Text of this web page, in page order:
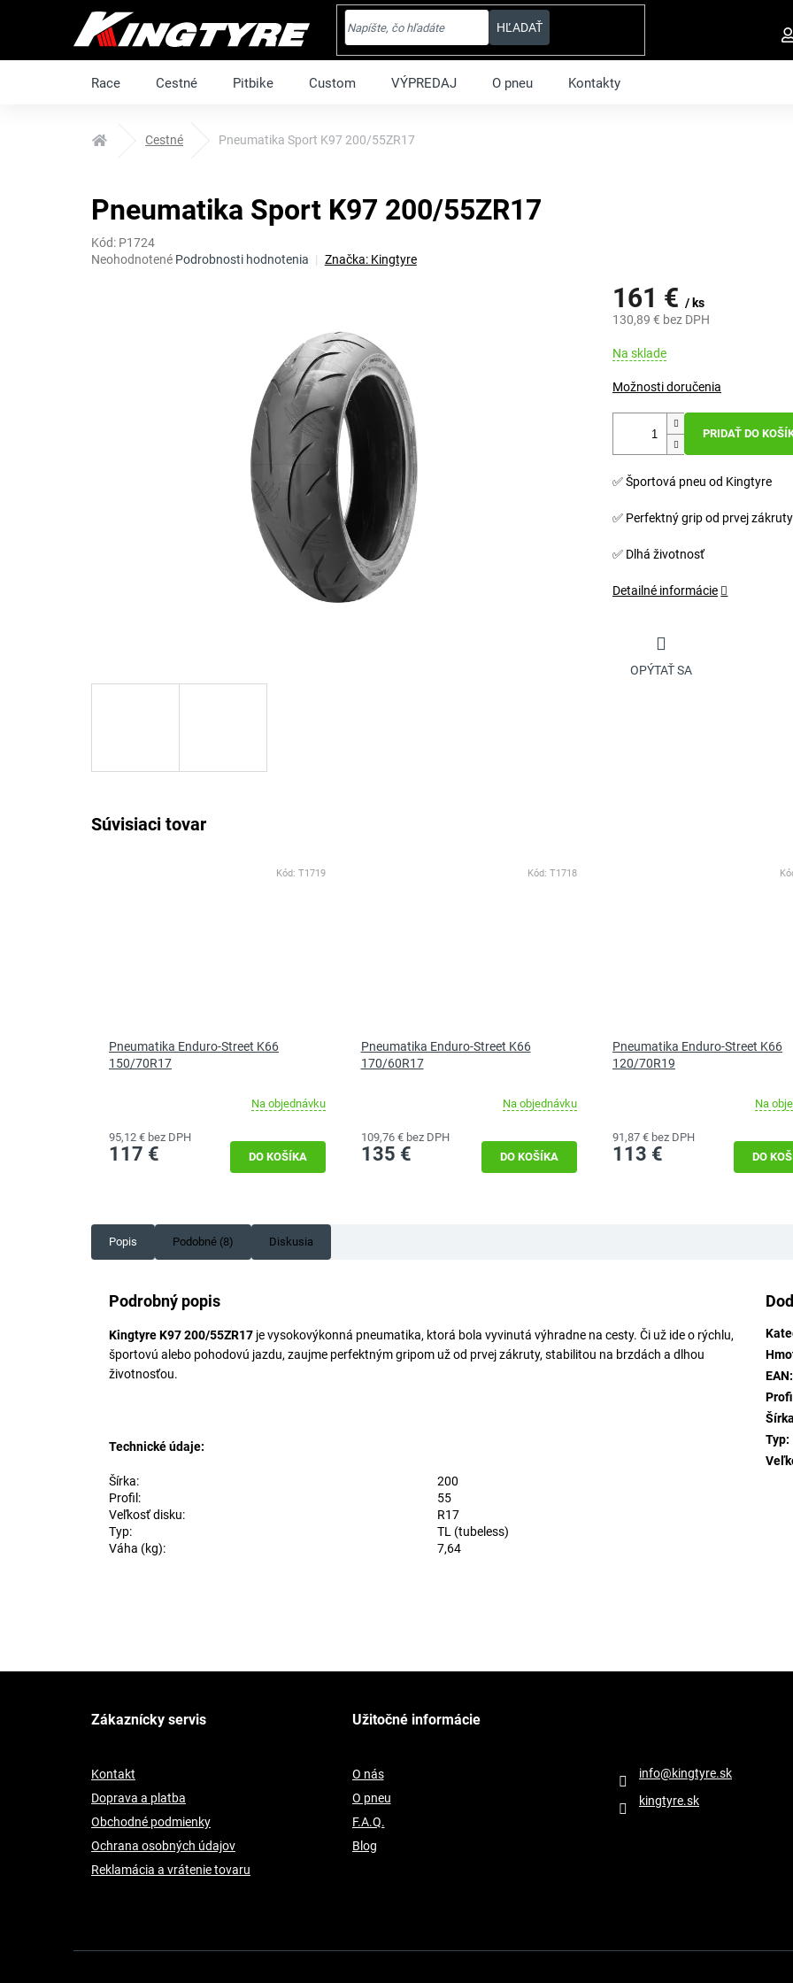
HĽADAŤ
Race Cestné Pitbike Custom VÝPREDAJ O pneu Kontakty
DomovCestné Pneumatika Sport K97 200/55ZR17
Pneumatika Sport K97 200/55ZR17
Kód: P1724
Priemerné
Neohodnotené Podrobnosti hodnotenia Značka: Kingtyre
161 € / ks
130,89 € bez DPH
Jednotková
cena:
Na sklade
Možnosti doručenia
PRIDAŤ DO
✅ Športová pneu od Kingtyre
✅ Perfektný grip od prvej zákruty
✅ Dlhá životnosť
Detailné informácie
OPÝTAŤ SA
Súvisiaci tovar
Pneumatika Enduro-Street K66
150/70R17
Na objednávku
95,12 € bez DPH
117 € DO KOŠÍKA
Kód: T1719
Pneumatika Enduro-Street K66
170/60R17
Na objednávku
109,76 € bez DPH
135 € DO KOŠÍKA
Kód: T1718
Pneumatika Enduro-Street K66
120/70R19
Na
91,87 € bez DPH
113 € DO
Popis Podobné (8) Diskusia
Podrobný popis
Kingtyre K97 200/55ZR17 je vysokovýkonná pneumatika, ktorá bola vyvinutá výhradne na cesty. Či už ide o rýchlu,
športovú alebo pohodovú jazdu, zaujme perfektným gripom už od prvej zákruty, stabilitou na brzdách a dlhou
životnosťou.
Technické údaje:
Šírka:
200
Profil:
55
Veľkosť disku:
R17
Typ:
TL (tubeless)
Váha (kg):
7,64
EAN:
Typ:
Zákaznícky servis
Kontakt
Doprava a platba
Obchodné podmienky
Ochrana osobných údajov
Reklamácia a vrátenie tovaru
Užitočné informácie
O nás
O pneu
F.A.Q.
Blog
info@kingtyre.sk
kingtyre.sk